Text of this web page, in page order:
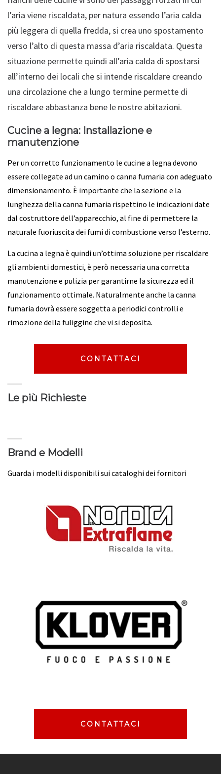
l’aria viene riscaldata, per natura essendo l’aria calda
più leggera di quella fredda, si crea uno spostamento
verso l’alto di questa massa d’aria riscaldata. Questa
situazione permette quindi all’aria calda di spostarsi
all’interno dei locali che si intende riscaldare creando
una circolazione che a lungo termine permette di
riscaldare abbastanza bene le nostre abitazioni.
Cucine a legna: Installazione e
manutenzione
Per un corretto funzionamento le cucine a legna devono
essere collegate ad un camino o canna fumaria con adeguato
dimensionamento. È importante che la sezione e la
lunghezza della canna fumaria rispettino le indicazioni date
dal costruttore dell’apparecchio, al fine di permettere la
naturale fuoriuscita dei fumi di combustione verso l’esterno.
La cucina a legna è quindi un’ottima soluzione per riscaldare
gli ambienti domestici, è però necessaria una corretta
manutenzione e pulizia per garantirne la sicurezza ed il
funzionamento ottimale. Naturalmente anche la canna
fumaria dovrà essere soggetta a periodici controlli e
rimozione della fuliggine che vi si deposita.
CONTATTACI
Le più Richieste
Brand e Modelli
Guarda i modelli disponibili sui cataloghi dei fornitori
CONTATTACI